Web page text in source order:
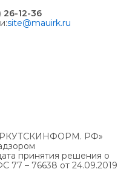
26-12-36
site@mauirk.ru
РФ»
принятия решения о
77 – 76638 от 24.09.2019